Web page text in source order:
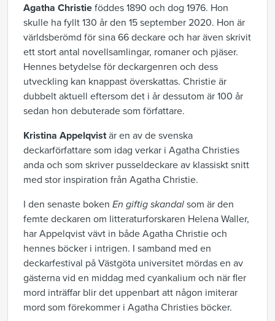
Agatha Christie föddes 1890 och dog 1976. Hon
skulle ha fyllt 130 år den 15 september 2020. Hon är
världsberömd för sina 66 deckare och har även skrivit
ett stort antal novellsamlingar, romaner och pjäser.
Hennes betydelse för deckargenren och dess
utveckling kan knappast överskattas. Christie är
dubbelt aktuell eftersom det i år dessutom är 100 år
sedan hon debuterade som författare.
Kristina Appelqvistär en av de svenska
deckarförfattare som idag verkar i Agatha Christies
anda och som skriver pusseldeckare av klassiskt snitt
med stor inspiration från Agatha Christie.
I den senaste boken En giftig skandal som är den
femte deckaren om litteraturforskaren Helena Waller,
har Appelqvist vävt in både Agatha Christie och
hennes böcker i intrigen. I samband med en
deckarfestival på Västgöta universitet mördas en av
gästerna vid en middag med cyankalium och när fler
mord inträffar blir det uppenbart att någon imiterar
mord som förekommer i Agatha Christies böcker.